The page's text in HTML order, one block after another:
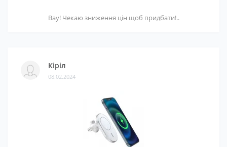
Вау! Чекаю зниження цін щоб придбати!..
Кіріл
08.02.2024